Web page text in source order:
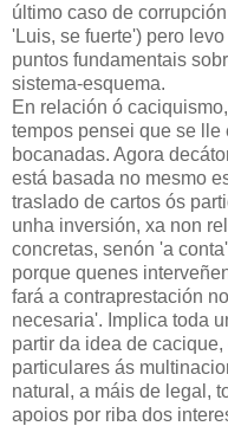
último caso de
'Luis, se fuerte') pero
puntos fundamentais
sistema-esquema.
En relación ó
tempos pensei que se lle
bocanadas. Agora
está basada no mesmo
traslado de cartos ós
unha inversión, xa non
concretas, senón 'a
porque quenes
fará a contraprestación
necesaria'. Implica toda
partir da idea de
particulares ás
natural, a máis de legal,
apoios por riba dos